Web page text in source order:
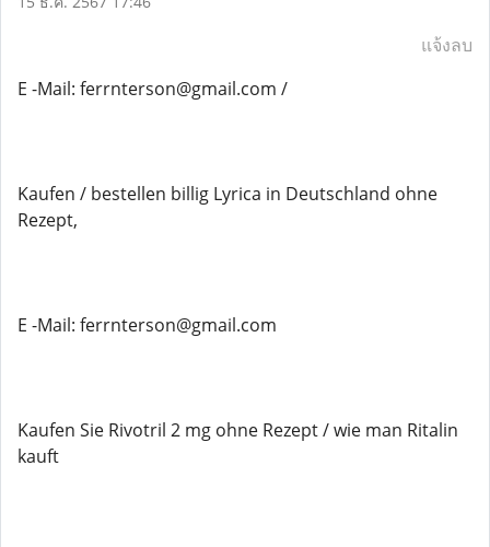
แจ้งลบ
E -Mail: ferrnterson@gmail.com /
Kaufen / bestellen billig Lyrica in Deutschland ohne
Rezept,
E -Mail: ferrnterson@gmail.com
Kaufen Sie Rivotril 2 mg ohne Rezept / wie man Ritalin
kauft